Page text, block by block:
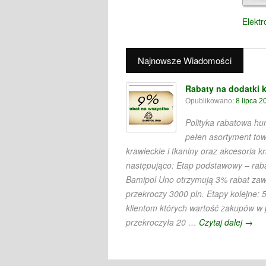
Najnowsze Wiadomości
Rabaty na dodatki
Opublikowano: 8 lipca
Polityka rabatowa
pełen asortyment
krawieckie i tkaniny oraz akcesoria
następująco: Etap podstawowy –
Bamipol Uno otrzymują 3% rabat
przekroczy 3000 pln. Etapy kolejne:
klientom których wartość zakupów
przekroczyła 20 … Czytaj dalej →